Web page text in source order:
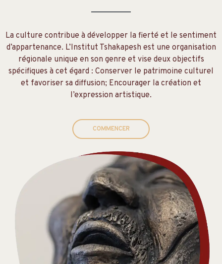
La culture contribue à développer la fierté et le sentiment
d’appartenance. L’Institut Tshakapesh est une organisation
régionale unique en son genre et vise deux objectifs
spécifiques à cet égard : Conserver le patrimoine culturel
et favoriser sa diffusion; Encourager la création et
l’expression artistique.
COMMENCER